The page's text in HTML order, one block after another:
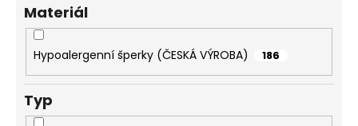
Materiál
Hypoalergenní šperky (ČESKÁ VÝROBA) 186
Typ